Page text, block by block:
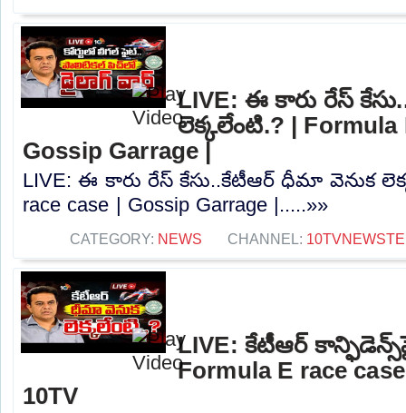
LIVE: ఈ కారు రేస్‌
లెక్కలేంటి.? | Formula
Gossip Garrage |
LIVE: ఈ కారు రేస్‌ కేసు..కేటీఆర్ ధీమా వెనుక
race case | Gossip Garrage |.....»»
CATEGORY: NEWS CHANNEL:
LIVE: కేటీఆర్
Formula E race
10TV